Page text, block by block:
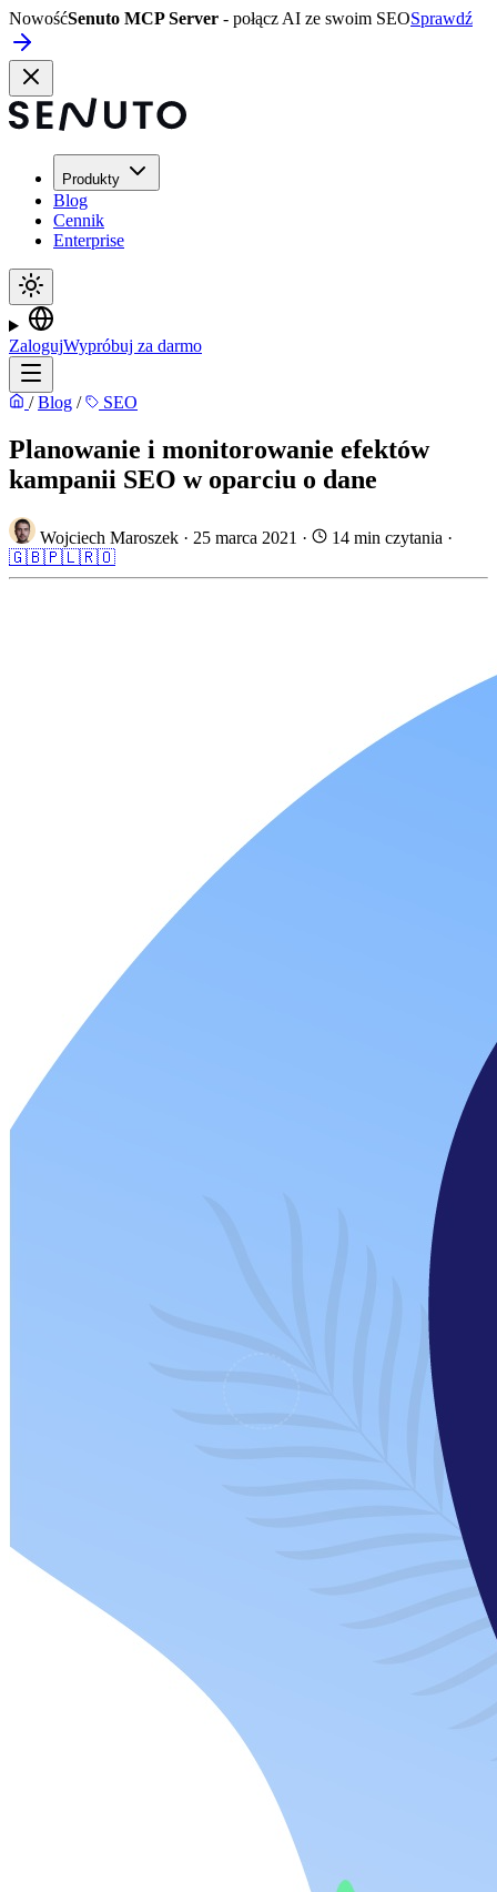
NowośćSenuto MCP Server - połącz AI ze swoim SEOSprawdź
Produkty
Blog
Cennik
Enterprise
ZalogujWypróbuj za darmo
/ Blog / SEO
Planowanie i monitorowanie efektów
kampanii SEO w oparciu o dane
Wojciech Maroszek · 25 marca 2021 · 14 min czytania ·
🇬🇧🇵🇱🇷🇴